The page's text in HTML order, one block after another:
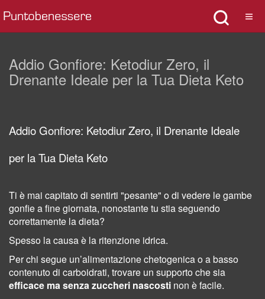
Addio Gonfiore: Ketodiur Zero, il
Drenante Ideale per la Tua Dieta Keto
Addio Gonfiore: Ketodiur Zero, il Drenante Ideale
per la Tua Dieta Keto
Ti è mai capitato di sentirti "pesante" o di vedere le gambe
gonfie a fine giornata, nonostante tu stia seguendo
correttamente la dieta?
Spesso la causa è la ritenzione idrica.
Per chi segue un’alimentazione chetogenica o a basso
contenuto di carboidrati, trovare un supporto che sia
efficace ma senza zuccheri nascosti non è facile.